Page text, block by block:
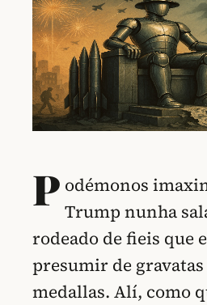
P odémonos
Trump nunha
rodeado de fieis que
presumir de
medallas. Alí, como